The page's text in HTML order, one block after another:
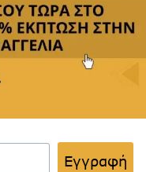
εμφανίσεις.
και άνετο,
παραλία είτεΕγγραφή